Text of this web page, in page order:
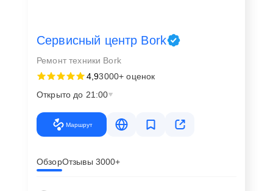
Сервисный центр Bork
Ремонт техники Bork
4,93000+ оценок
Открыто до 21:00
Маршрут
ОбзорОтзывы 3000+